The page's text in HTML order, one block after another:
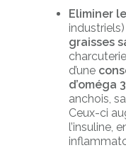
Eliminer
graisses
d’une
d’oméga 3
anchois,
Ceux-ci
l’insuline,